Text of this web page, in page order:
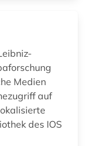
Medien
auf
des IOS